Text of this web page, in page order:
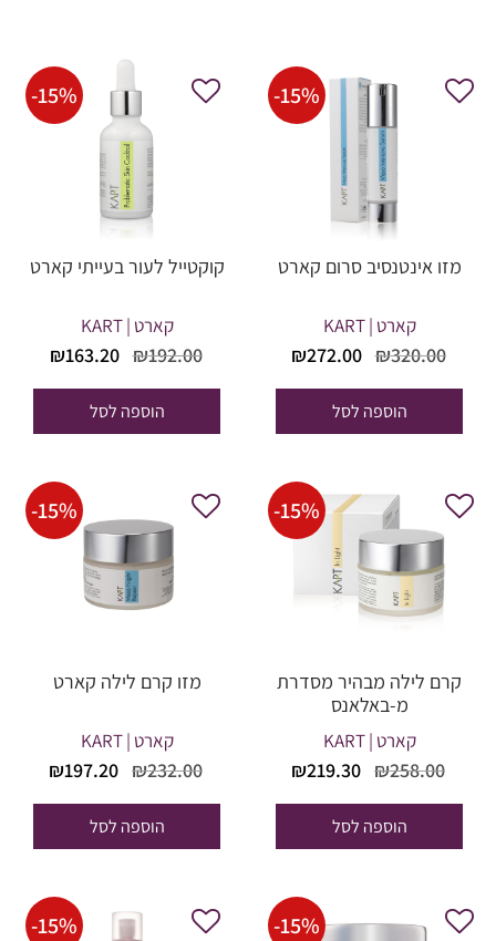
-15%
מזו אינטנסיב סרום קארט
קארט | KART
₪320.00
המחיר
היה:
₪320.00.
₪272.00
הוספה לסל
-15%
קוקטייל לעור בעייתי קארט
קארט | KART
₪192.00
המחיר
היה:
₪192.00.
₪163.20
הוספה לסל
-15%
קרם לילה מבהיר מסדרת
מ-באלאנס
קארט | KART
₪258.00
המחיר
היה:
₪258.00.
₪219.30
הוספה לסל
-15%
מזו קרם לילה קארט
קארט | KART
₪232.00
המחיר
היה:
₪232.00.
₪197.20
הוספה לסל
-15%
-15%